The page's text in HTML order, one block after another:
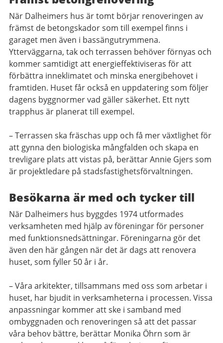
När Dalheimers hus är tomt börjar renoveringen av
främst de betongskador som till exempel finns i
garaget men även i bassängutrymmena.
Ytterväggarna, tak och terrassen behöver förnyas och
kommer samtidigt att energieffektiviseras för att
förbättra inneklimatet och minska energibehovet i
framtiden. Huset får också en uppdatering som följer
dagens byggnormer vad gäller säkerhet. Ett nytt
trapphus är planerat till exempel.
– Terrassen ska fräschas upp och få mer växtlighet för
att gynna den biologiska mångfalden och skapa en
trevligare plats att vistas på, berättar Annie Gjers som
är projektledare på stadsfastighetsförvaltningen.
Besökarna är med och tycker till
När Dalheimers hus byggdes 1974 utformades
verksamheten med hjälp av föreningar för personer
med funktionsnedsättningar. Föreningarna gör det
även den här gången när det är dags att renovera
huset, som fyller 50 år i år.
– Våra arkitekter, tillsammans med oss som arbetar i
huset, har bjudit in verksamheterna i processen. Vissa
anpassningar kommer att ske i samband med
ombyggnaden och renoveringen så att det passar
våra behov bättre, berättar Monika Öhrn som är